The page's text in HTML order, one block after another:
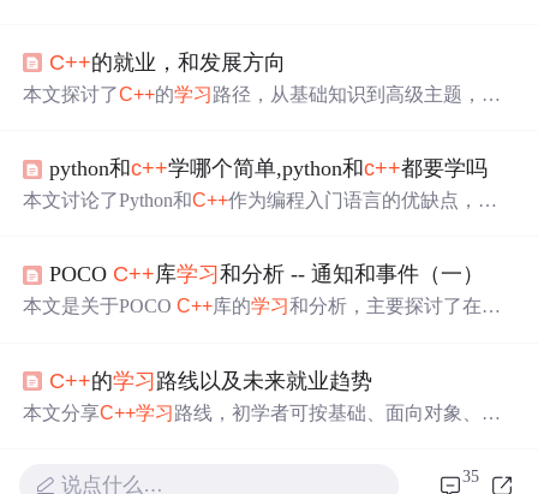
构的运用。同时，博主提出疑问
的初学者，是否需要学习C++ ，以及C++学习后对C#
C++的就业，和发展方向
本文探讨了C++的学习路径，从基础知识到高级主题，如
拟现实仿真和数字图像处理领域的应用，对比了C++与其
他语言如Java、C#在就业市场上的竞争力。
python和c++学哪个简单,python和c++都要学吗
本文讨论了Python和C++作为编程入门语言的优缺点，建
路线：为日常辅助选择Python，转行者可选Java，而想深入
理解编程者应从C++开始。
POCO C++库学习和分析 -- 通知和事件（一）
本文是关于POCOC++库的学习和分析，主要探讨了在编
C++的学习路线以及未来就业趋势
本文分享C++学习路线，初学者可按基础、面向对象、模
分析C++就业前景，认为其工作机会少，建议务实者多学J
说点什么… 35